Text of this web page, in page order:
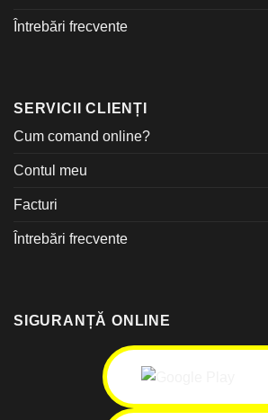
Întrebări frecvente
SERVICII CLIENȚI
Cum comand online?
Contul meu
Facturi
Întrebări frecvente
SIGURANȚĂ ONLINE